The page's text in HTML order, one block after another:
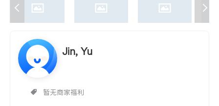
Jin, Yu
暂无商家福利